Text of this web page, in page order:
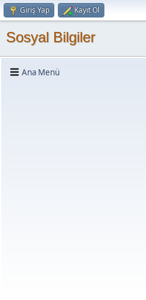
Giriş Yap Kayıt Ol
Sosyal Bilgiler
Ana Menü